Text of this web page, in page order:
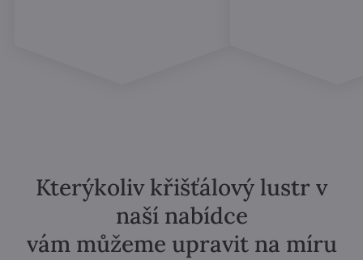
Kterýkoliv křišťálový lustr v
naší nabídce
vám můžeme upravit na míru